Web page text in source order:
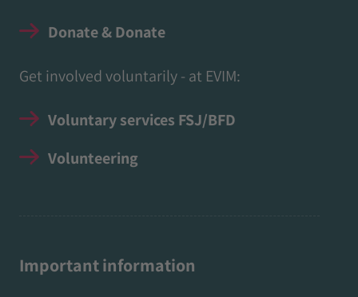
Donate & Donate
Get involved voluntarily - at EVIM:
Voluntary services FSJ/BFD
Volunteering
Important information